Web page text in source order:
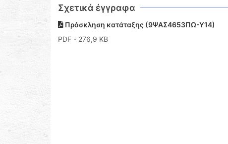
Σχετικά έγγραφα
Πρόσκληση κατάταξης (9ΨΑΣ4653ΠΩ-Υ14)
PDF - 276,9 KB